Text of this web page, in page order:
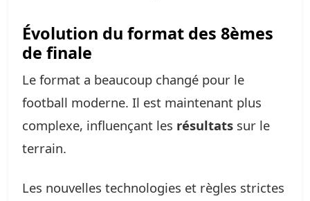
Évolution du format des 8èmes
de finale
Le format a beaucoup changé pour le
football moderne. Il est maintenant plus
complexe, influençant les résultats sur le
terrain.
Les nouvelles technologies et règles strictes